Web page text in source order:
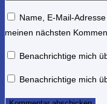
Name, E-Mail-
meinen nächsten
Benachrichtige mich
Benachrichtige mich